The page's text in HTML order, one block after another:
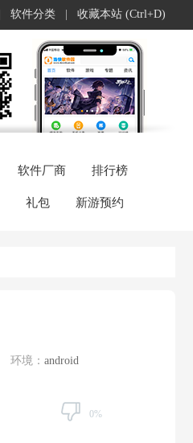
软件分类 收藏本站 (Ctrl+D)
软件厂商 排行榜
礼包 新游预约
环境： android
0%